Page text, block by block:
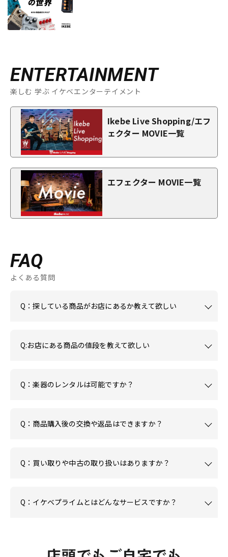
ENTERTAINMENT
楽しむ 学ぶ イケベエンターテイメント
Ikebe Live Shopping/エフ
ェクター MOVIE一覧
エフェクター MOVIE一覧
FAQ
よくある質問
Q：探している商品がお店にあるか教えて欲しい
Q:お店にある商品の値段を教えて欲しい
Q：楽器のレンタルは可能ですか？
Q：商品購入後の交換や返品はできますか？
Q：買い取りや中古の取り扱いはありますか？
Q：イケベプライムとはどんなサービスですか？